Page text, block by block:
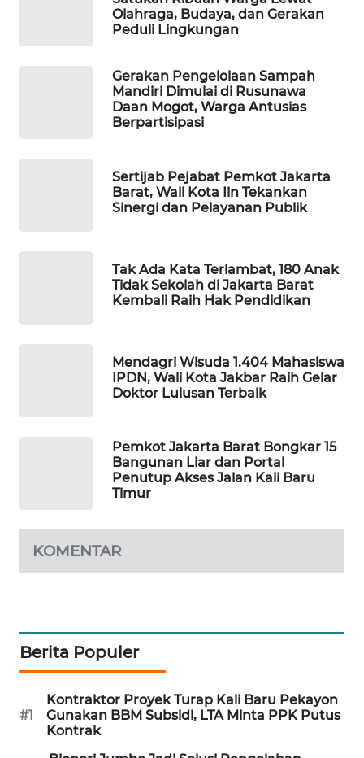
Olahraga, Budaya, dan Gerakan
Peduli Lingkungan
Gerakan Pengelolaan Sampah
Mandiri Dimulai di Rusunawa
Daan Mogot, Warga Antusias
Berpartisipasi
Sertijab Pejabat Pemkot Jakarta
Barat, Wali Kota Iin Tekankan
Sinergi dan Pelayanan Publik
Tak Ada Kata Terlambat, 180 Anak
Tidak Sekolah di Jakarta Barat
Kembali Raih Hak Pendidikan
Mendagri Wisuda 1.404 Mahasiswa
IPDN, Wali Kota Jakbar Raih Gelar
Doktor Lulusan Terbaik
Pemkot Jakarta Barat Bongkar 15
Bangunan Liar dan Portal
Penutup Akses Jalan Kali Baru
Timur
KOMENTAR
Berita Populer
#1
Kontraktor Proyek Turap Kali Baru Pekayon
Gunakan BBM Subsidi, LTA Minta PPK Putus
Kontrak
MEDAN
NEWS
JAKARTA
NEWS
KRT
NEWS
KARING